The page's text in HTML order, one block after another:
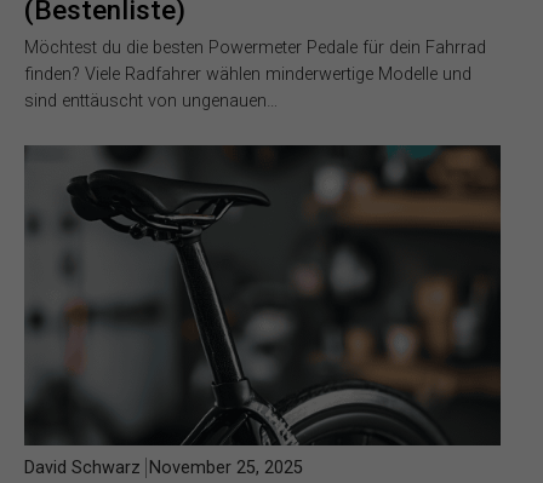
(Bestenliste)
Möchtest du die besten Powermeter Pedale für dein Fahrrad
finden? Viele Radfahrer wählen minderwertige Modelle und
sind enttäuscht von ungenauen…
David Schwarz November 25, 2025